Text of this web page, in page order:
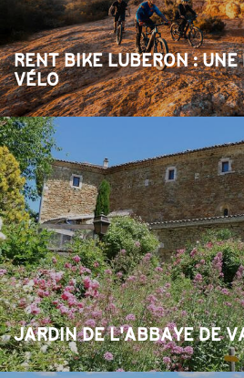
RENT BIKE LUBERON : UNE
VÉLO
JARDIN DE L'ABBAYE DE